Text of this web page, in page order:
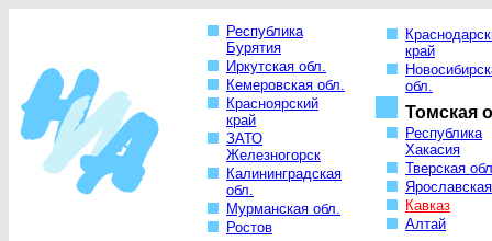
Республика
Бурятия
Иркутская обл.
Кемеровская обл.
Красноярский
край
ЗАТО
Железногорск
Калининградская
обл.
Мурманская обл.
Ростов
край
обл.
Томская
Республика
Хакасия
Тверская
Кавказ
Алтай